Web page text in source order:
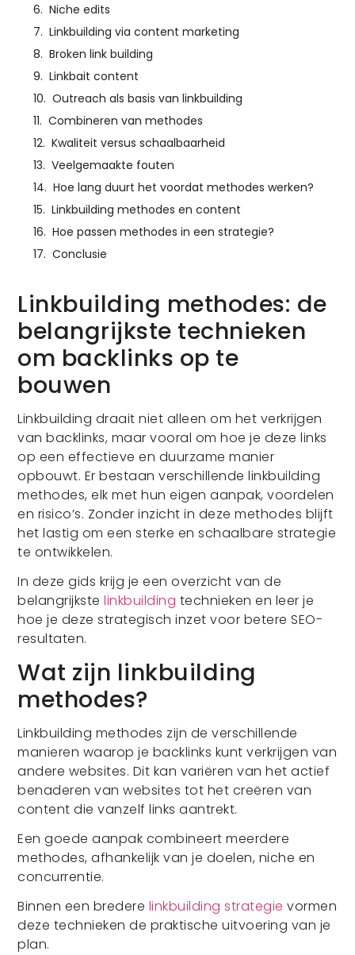
Niche edits
Linkbuilding via content marketing
Broken link building
Linkbait content
Outreach als basis van linkbuilding
Combineren van methodes
Kwaliteit versus schaalbaarheid
Veelgemaakte fouten
Hoe lang duurt het voordat methodes werken?
Linkbuilding methodes en content
Hoe passen methodes in een strategie?
Conclusie
Linkbuilding methodes: de
belangrijkste technieken
om backlinks op te
bouwen
Linkbuilding draait niet alleen om het verkrijgen
van backlinks, maar vooral om hoe je deze links
op een effectieve en duurzame manier
opbouwt. Er bestaan verschillende linkbuilding
methodes, elk met hun eigen aanpak, voordelen
en risico’s. Zonder inzicht in deze methodes blijft
het lastig om een sterke en schaalbare strategie
te ontwikkelen.
In deze gids krijg je een overzicht van de
belangrijkstelinkbuilding technieken en leer je
hoe je deze strategisch inzet voor betere SEO-
resultaten.
Wat zijn linkbuilding
methodes?
Linkbuilding methodes zijn de verschillende
manieren waarop je backlinks kunt verkrijgen van
andere websites. Dit kan variëren van het actief
benaderen van websites tot het creëren van
content die vanzelf links aantrekt.
Een goede aanpak combineert meerdere
methodes, afhankelijk van je doelen, niche en
concurrentie.
Binnen een bredere linkbuilding strategie vormen
deze technieken de praktische uitvoering van je
plan.